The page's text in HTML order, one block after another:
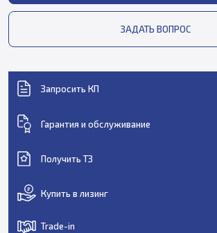
ЗАДАТЬ ВОПРОС
Запросить КП
Гарантия и обслуживание
Получить ТЗ
Купить в лизинг
Trade-in